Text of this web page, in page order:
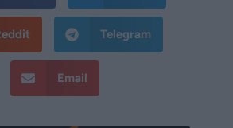
Telegram
Email